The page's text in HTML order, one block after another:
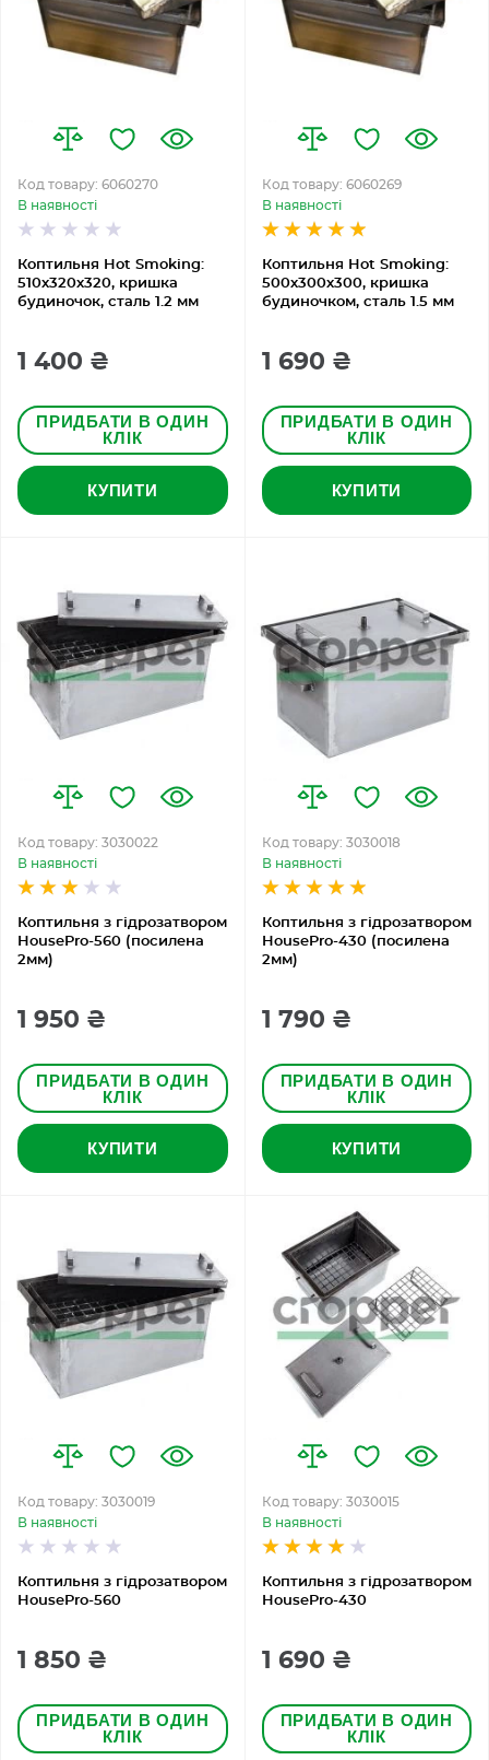
Коптильня Hot Smoking:
510х320х320, кришка
будиночок, сталь 1.2 мм
Код товару: 6060270
В наявності
1 400 ₴
ПРИДБАТИ В ОДИН
КЛІК
КУПИТИ
Коптильня Hot Smoking:
500х300х300, кришка
будиночком, сталь 1.5 мм
Код товару: 6060269
В наявності
1 690 ₴
ПРИДБАТИ В ОДИН
КЛІК
КУПИТИ
Коптильня з гідрозатвором
HousePro-560 (посилена
2мм)
Код товару: 3030022
В наявності
1 950 ₴
ПРИДБАТИ В ОДИН
КЛІК
КУПИТИ
Коптильня з гідрозатвором
HousePro-430 (посилена
2мм)
Код товару: 3030018
В наявності
1 790 ₴
ПРИДБАТИ В ОДИН
КЛІК
КУПИТИ
Коптильня з гідрозатвором
HousePro-560
Код товару: 3030019
В наявності
1 850 ₴
ПРИДБАТИ В ОДИН
КЛІК
Коптильня з гідрозатвором
HousePro-430
Код товару: 3030015
В наявності
1 690 ₴
ПРИДБАТИ В ОДИН
КЛІК